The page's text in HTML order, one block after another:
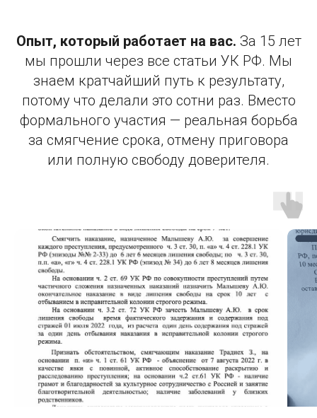
Опыт, который работает на вас. За 15 лет
мы прошли через все статьи УК РФ. Мы
знаем кратчайший путь к результату,
потому что делали это сотни раз. Вместо
формального участия — реальная борьба
за смягчение срока, отмену приговора
или полную свободу доверителя.